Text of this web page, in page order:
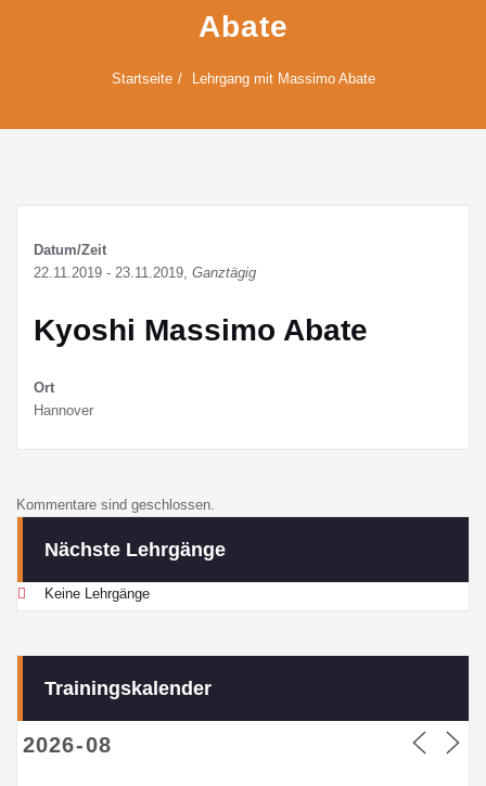
Abate
Startseite Lehrgang mit Massimo Abate
Datum/Zeit
22.11.2019 - 23.11.2019, Ganztägig
Kyoshi Massimo Abate
Ort
Hannover
Kommentare sind geschlossen.
Nächste Lehrgänge
Keine Lehrgänge
Trainingskalender